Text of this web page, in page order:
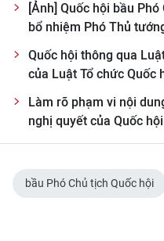
[Ảnh] Quốc hội bầu
bổ nhiệm Phó Thủ
Quốc hội thông qua
của Luật Tổ chức Quốc
Làm rõ phạm vi nội
nghị quyết của Quốc hội
bầu Phó Chủ tịch Quốc hội